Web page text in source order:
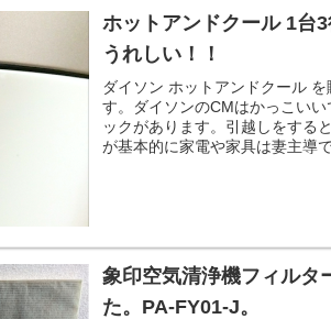
ホットアンドクール 1台
うれしい！！
ダイソン ホットアンドクール
す。ダイソンのCMはかっこい
ックがあります。引越しをする
が基本的に家電や家具は妻主導
象印空気清浄機フィルタ
た。PA-FY01-J。